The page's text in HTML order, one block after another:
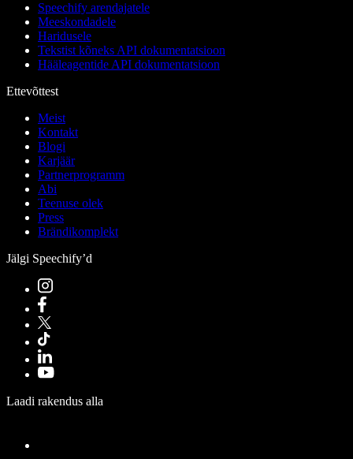
Speechify arendajatele
Meeskondadele
Haridusele
Tekstist kõneks API dokumentatsioon
Hääleagentide API dokumentatsioon
Ettevõttest
Meist
Kontakt
Blogi
Karjäär
Partnerprogramm
Abi
Teenuse olek
Press
Brändikomplekt
Jälgi Speechify’d
Laadi rakendus alla